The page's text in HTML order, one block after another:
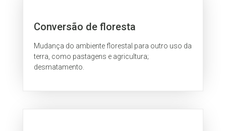
Conversão de floresta
Mudança do ambiente florestal para outro uso da
terra, como pastagens e agricultura;
desmatamento.